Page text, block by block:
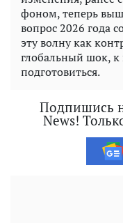
фоном, теперь
вопрос 2026 года
эту волну как
глобальный шок,
подготовиться.
Подпишись
News!